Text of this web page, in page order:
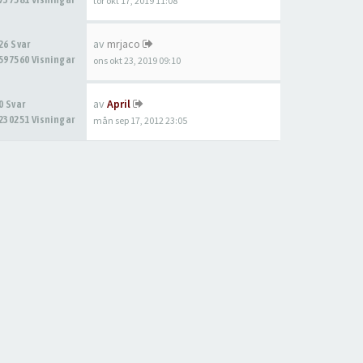
Svar
Visningar
av mrjaco
ons okt 23, 2019 09:10
0 Svar
Visningar
av April
mån sep 17, 2012 23:05